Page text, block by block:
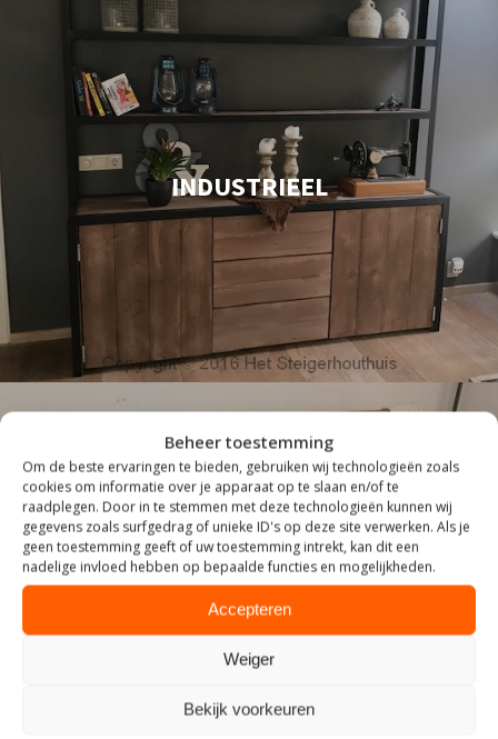
Beheer toestemming
Om de beste ervaringen te bieden, gebruiken wij technologieën zoals
cookies om informatie over je apparaat op te slaan en/of te
raadplegen. Door in te stemmen met deze technologieën kunnen wij
gegevens zoals surfgedrag of unieke ID's op deze site verwerken. Als je
geen toestemming geeft of uw toestemming intrekt, kan dit een
nadelige invloed hebben op bepaalde functies en mogelijkheden.
Accepteren
Weiger
Bekijk voorkeuren
INDUSTRIEEL
ZITTEN